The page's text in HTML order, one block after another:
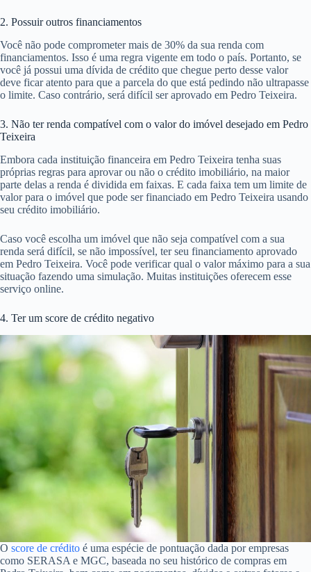
2. Possuir outros financiamentos
Você não pode comprometer mais de 30% da sua renda com
financiamentos. Isso é uma regra vigente em todo o país. Portanto, se
você já possui uma dívida de crédito que chegue perto desse valor
deve ficar atento para que a parcela do que está pedindo não ultrapasse
o limite. Caso contrário, será difícil ser aprovado em Pedro Teixeira.
3. Não ter renda compatível com o valor do imóvel desejado em Pedro
Teixeira
Embora cada instituição financeira em Pedro Teixeira tenha suas
próprias regras para aprovar ou não o crédito imobiliário, na maior
parte delas a renda é dividida em faixas. E cada faixa tem um limite de
valor para o imóvel que pode ser financiado em Pedro Teixeira usando
seu crédito imobiliário.
Caso você escolha um imóvel que não seja compatível com a sua
renda será difícil, se não impossível, ter seu financiamento aprovado
em Pedro Teixeira. Você pode verificar qual o valor máximo para a sua
situação fazendo uma simulação. Muitas instituições oferecem esse
serviço online.
4. Ter um score de crédito negativo
O score de crédito é uma espécie de pontuação dada por empresas
como SERASA e MGC, baseada no seu histórico de compras em